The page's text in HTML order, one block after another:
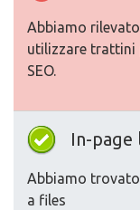
Abbiamo
utilizzare trattini
SEO.
In-page
Abbiamo
a files